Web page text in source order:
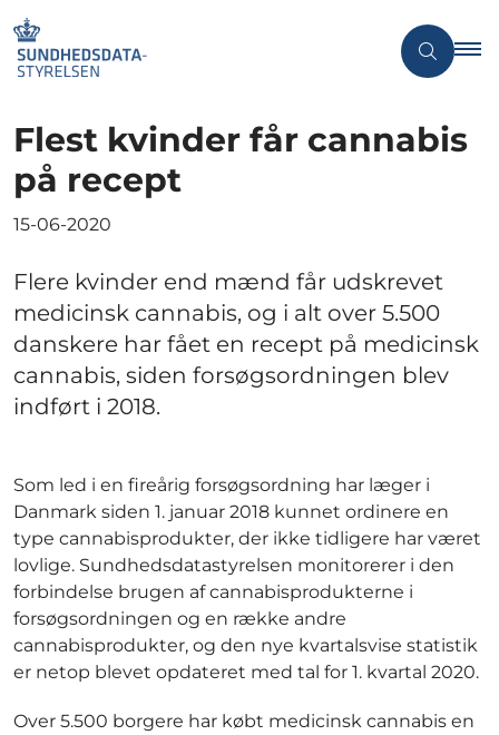
Flest kvinder får cannabis
på recept
15-06-2020
Flere kvinder end mænd får udskrevet
medicinsk cannabis, og i alt over 5.500
danskere har fået en recept på medicinsk
cannabis, siden forsøgsordningen blev
indført i 2018.
Som led i en fireårig forsøgsordning har læger i
Danmark siden 1. januar 2018 kunnet ordinere en
type cannabisprodukter, der ikke tidligere har været
lovlige. Sundhedsdatastyrelsen monitorerer i den
forbindelse brugen af cannabisprodukterne i
forsøgsordningen og en række andre
cannabisprodukter, og den nye kvartalsvise statistik
er netop blevet opdateret med tal for 1. kvartal 2020.
Over 5.500 borgere har købt medicinsk cannabis en